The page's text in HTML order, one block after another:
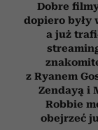
Dobre
dopiero były
a już
z Ryanem
Zendayą i
Robbie
obejrzeć